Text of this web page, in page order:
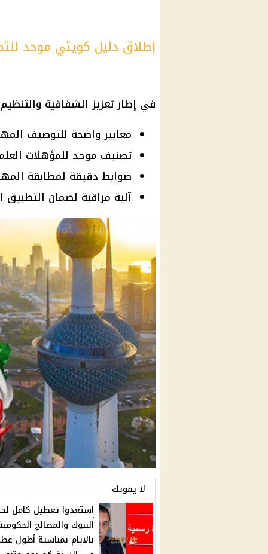
إطلاق دليل كويتي موحد
في إطار تعزيز الشفافية
معايير واضحة للتوصيف
تصنيف موحد للمؤهلات
ضوابط دقيقة لمطابقة
آلية مراقبة لضمان التطبيق
لا يفوتك
استعدوا تعطيل كامل
البنوك والمصالح
بالايام بمناسبة أطول